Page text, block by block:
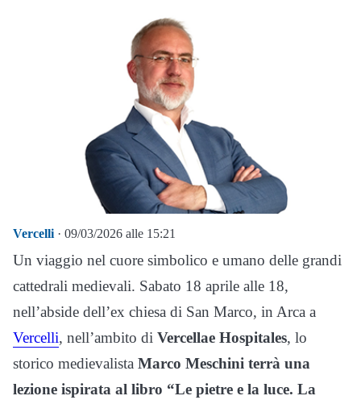
Vercelli · 09/03/2026 alle 15:21
Un viaggio nel cuore simbolico e umano delle grandi
cattedrali medievali. Sabato 18 aprile alle 18,
nell’abside dell’ex chiesa di San Marco, in Arca a
Vercelli, nell’ambito di Vercellae Hospitales, lo
storico medievalista Marco Meschini terrà una
lezione ispirata al libro “Le pietre e la luce. La